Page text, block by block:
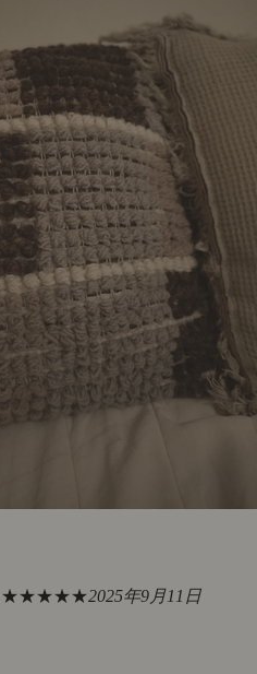
★★★★★2025年9月11日